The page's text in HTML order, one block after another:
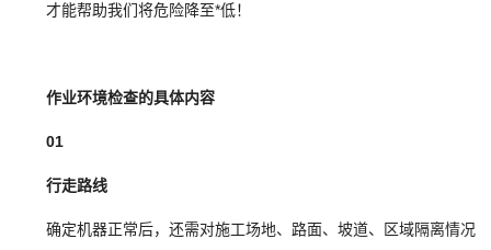
才能帮助我们将危险降至*低！
作业环境检查的具体内容
01
行走路线
确定机器正常后，还需对施工场地、路面、坡道、区域隔离情况